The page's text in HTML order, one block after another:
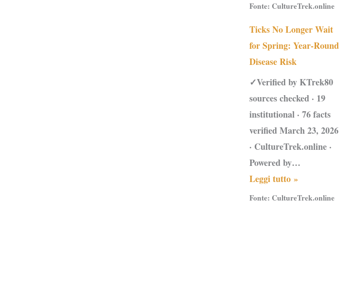
Fonte:CultureTrek.online
Ticks No Longer Wait
for Spring: Year-Round
Disease Risk
✓Verified by KTrek80
sources checked · 19
institutional · 76 facts
verified March 23, 2026
· CultureTrek.online ·
Powered by…
Leggi tutto »
Fonte:CultureTrek.online